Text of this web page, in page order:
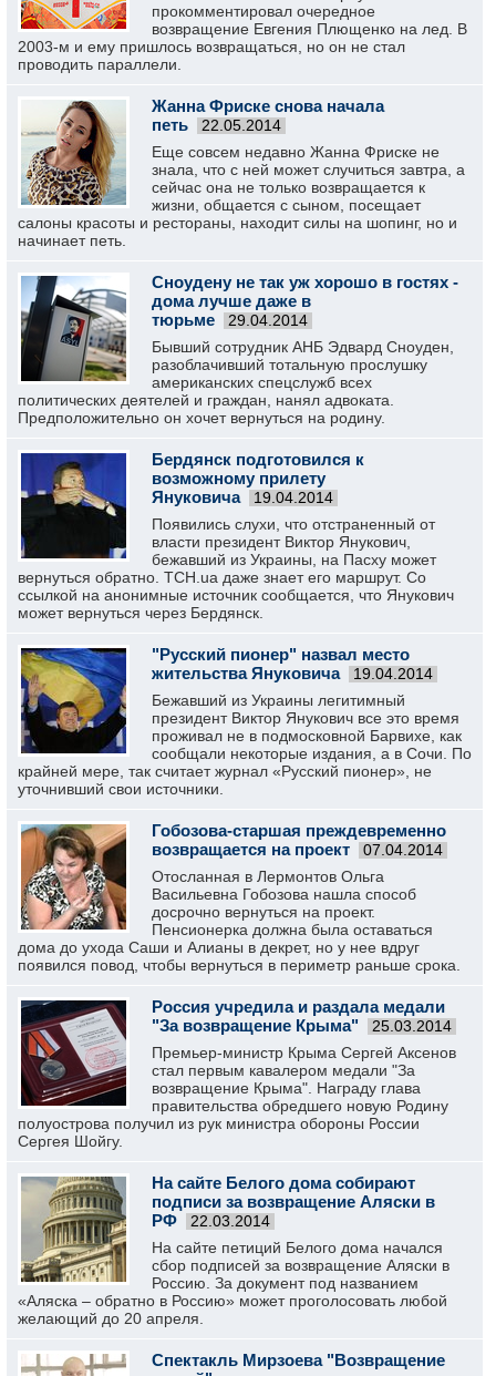
прокомментировал очередное
возвращение Евгения Плющенко на лед. В
2003-м и ему пришлось возвращаться, но он не стал
проводить параллели.
Жанна Фриске снова начала
петь
22.05.2014
Еще совсем недавно Жанна Фриске не
знала, что с ней может случиться завтра, а
сейчас она не только возвращается к
жизни, общается с сыном, посещает
салоны красоты и рестораны, находит силы на шопинг, но и
начинает петь.
Сноудену не так уж хорошо в гостях -
дома лучше даже в
тюрьме
29.04.2014
Бывший сотрудник АНБ Эдвард Сноуден,
разоблачивший тотальную прослушку
американских спецслужб всех
политических деятелей и граждан, нанял адвоката.
Предположительно он хочет вернуться на родину.
Бердянск подготовился к
возможному прилету
Януковича
19.04.2014
Появились слухи, что отстраненный от
власти президент Виктор Янукович,
бежавший из Украины, на Пасху может
вернуться обратно. ТСН.ua даже знает его маршрут. Со
ссылкой на анонимные источник сообщается, что Янукович
может вернуться через Бердянск.
"Русский пионер" назвал место
жительства Януковича
19.04.2014
Бежавший из Украины легитимный
президент Виктор Янукович все это время
проживал не в подмосковной Барвихе, как
сообщали некоторые издания, а в Сочи. По
крайней мере, так считает журнал «Русский пионер», не
уточнивший свои источники.
Гобозова-старшая преждевременно
возвращается на проект
07.04.2014
Отосланная в Лермонтов Ольга
Васильевна Гобозова нашла способ
досрочно вернуться на проект.
Пенсионерка должна была оставаться
дома до ухода Саши и Алианы в декрет, но у нее вдруг
появился повод, чтобы вернуться в периметр раньше срока.
Россия учредила и раздала медали
"За возвращение Крыма"
25.03.2014
Премьер-министр Крыма Сергей Аксенов
стал первым кавалером медали "За
возвращение Крыма". Награду глава
правительства обредшего новую Родину
полуострова получил из рук министра обороны России
Сергея Шойгу.
На сайте Белого дома собирают
подписи за возвращение Аляски в
РФ
22.03.2014
На сайте петиций Белого дома начался
сбор подписей за возвращение Аляски в
Россию. За документ под названием
«Аляска – обратно в Россию» может проголосовать любой
желающий до 20 апреля.
Спектакль Мирзоева "Возвращение